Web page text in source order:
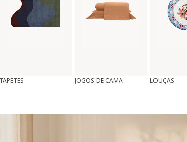
TAPETES JOGOS DE CAMA LOUÇAS